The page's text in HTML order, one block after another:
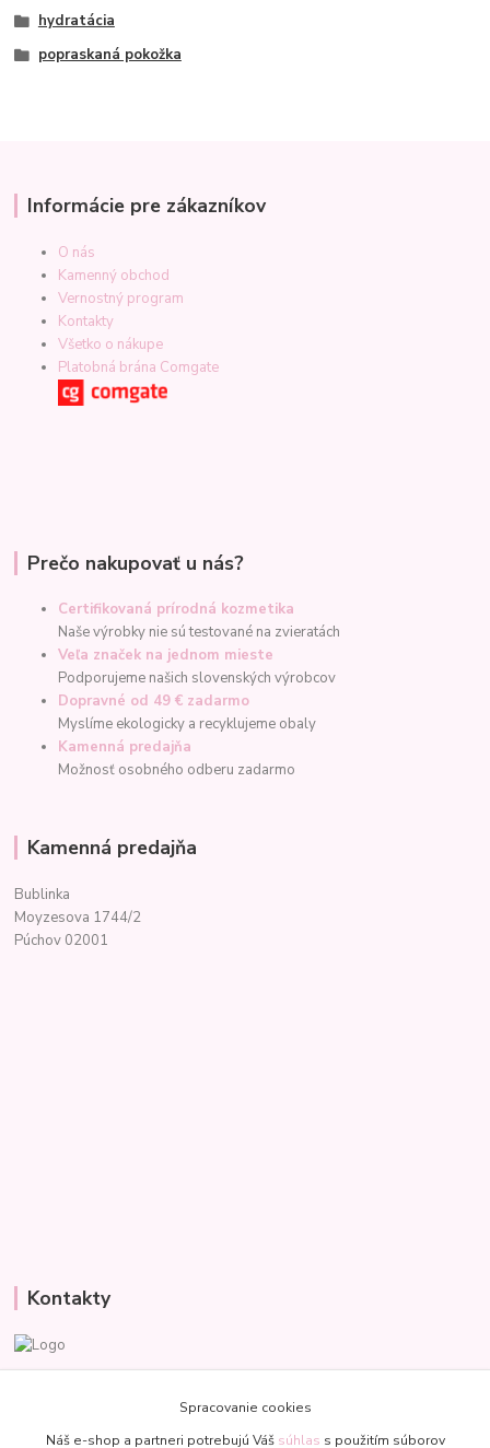
hydratácia
popraskaná pokožka
Informácie pre zákazníkov
O nás
Kamenný obchod
Vernostný program
Kontakty
Všetko o nákupe
Platobná brána Comgate
Prečo nakupovať u nás?
Certifikovaná prírodná kozmetika
Naše výrobky nie sú testované na zvieratách
Veľa značek na jednom mieste
Podporujeme našich slovenských výrobcov
Dopravné od 49 € zadarmo
Myslíme ekologicky a recyklujeme obaly
Kamenná predajňa
Možnosť osobného odberu zadarmo
Kamenná predajňa
Bublinka
Moyzesova 1744/2
Púchov 02001
Kontakty
+421 907 977 470Spracovanie cookies
Náš e-shop a partneri potrebujú Váš súhlas s použitím súborov